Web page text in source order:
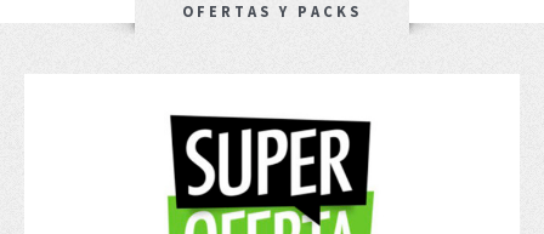
OFERTAS Y PACKS